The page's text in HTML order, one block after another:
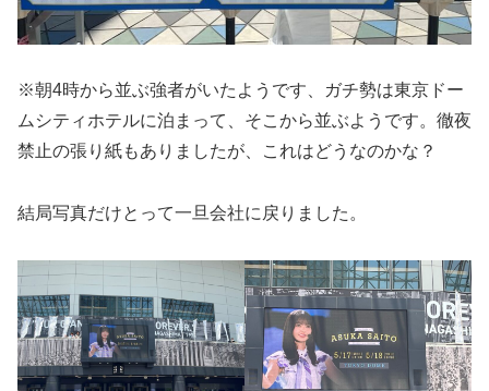
※朝4時から並ぶ強者がいたようです、ガチ勢は東京ドー
ムシティホテルに泊まって、そこから並ぶようです。徹夜
禁止の張り紙もありましたが、これはどうなのかな？
結局写真だけとって一旦会社に戻りました。